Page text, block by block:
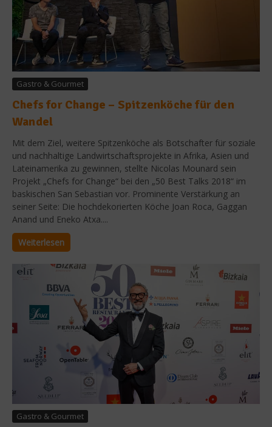
Gastro & Gourmet
Chefs for Change – Spitzenköche für den
Wandel
Mit dem Ziel, weitere Spitzenköche als Botschafter für soziale
und nachhaltige Landwirtschaftsprojekte in Afrika, Asien und
Lateinamerika zu gewinnen, stellte Nicolas Mounard sein
Projekt „Chefs for Change“ bei den „50 Best Talks 2018“ im
baskischen San Sebastian vor. Prominente Verstärkung an
seiner Seite: Die hochdekorierten Köche Joan Roca, Gaggan
Anand und Eneko Atxa....
Weiterlesen
Gastro & Gourmet